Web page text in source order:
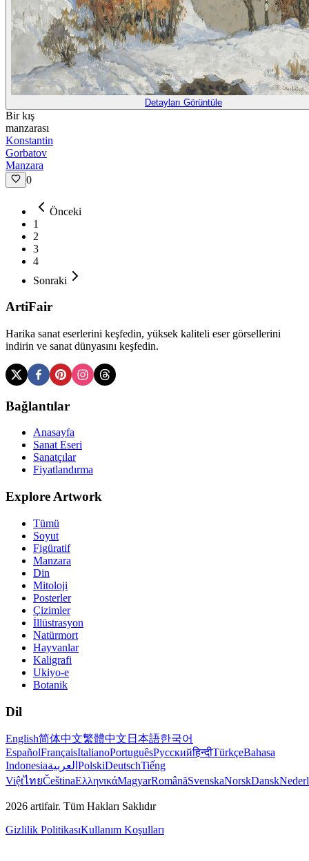
Detayları Görüntüle
Bir kış
manzarası
Konstantin
Gorbatov
Manzara
0
Önceki
1
2
3
4
Sonraki
ArtiFair
Harika sanat eserlerini keşfedin, yüksek kaliteli eser görsellerini
indirin ve sanat dünyasını keşfedin.
Bağlantılar
Anasayfa
Sanat Eseri
Sanatçılar
Fiyatlandırma
Explore Artwork
Tümü
Soyut
Figüratif
Manzara
Din
Mitoloji
Posterler
Çizimler
İllüstrasyon
Natürmort
Hayvanlar
Kaligrafi
Ukiyo-e
Botanik
Dil
English简体中文繁體中文 日本語한국어
EspañolFrançaisItalianoPortuguêsРусскийहिन्दीTürkçeBahasa
Indonesiaالعربية PolskiDeutschTiếng
ViệtไทยČeštinaΕλληνικάMagyarRomânăSvenskaNorskDansk
2026 artifair. Tüm Hakları Saklıdır
Gizlilik PolitikasıKullanım Koşulları